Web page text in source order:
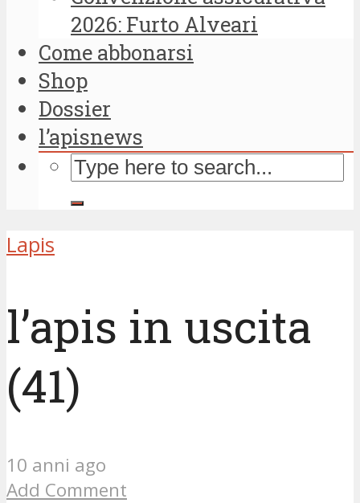
2026: Furto Alveari
Come abbonarsi
Shop
Dossier
l’apisnews
Lapis
l’apis in uscita
(41)
10 anni ago
Add Comment